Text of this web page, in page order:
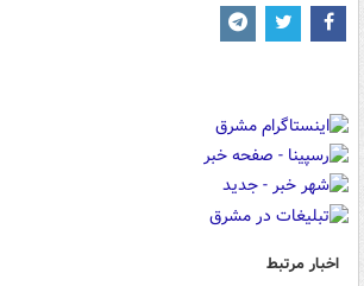
اخبار مرتبط